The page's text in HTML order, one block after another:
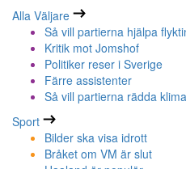
Alla Väljare
Så vill partierna hjälpa
Kritik mot Jomshof
Politiker reser i Sverige
Färre assistenter
Så vill partierna rädda
Sport
Bilder ska visa idrott
Bråket om VM är slut